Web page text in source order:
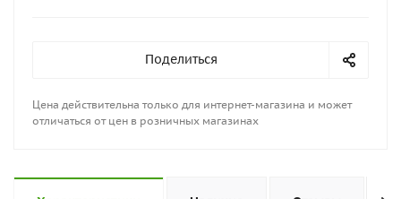
Поделиться
Цена действительна только для интернет-магазина и может
отличаться от цен в розничных магазинах